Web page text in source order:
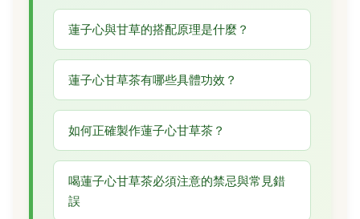
蓮子心與甘草的搭配原理是什麼？
蓮子心甘草茶有哪些具體功效？
如何正確製作蓮子心甘草茶？
喝蓮子心甘草茶必須注意的禁忌與常見錯
誤